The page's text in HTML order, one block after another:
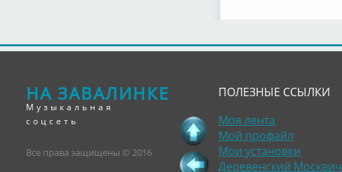
НА ЗАВАЛИНКЕ
Музыкальная
соцсеть
Все права защищены © 2016
ПОЛЕЗНЫЕ ССЫЛКИ
Моя лента
Мой профайл
Мои установки
Деревенский Москвич